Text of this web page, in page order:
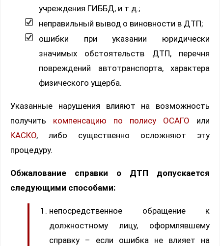
учреждения ГИББД, и т.д.;
неправильный вывод о виновности в ДТП;
ошибки при указании юридически
значимых обстоятельств ДТП, перечня
повреждений автотранспорта, характера
физического ущерба.
Указанные нарушения влияют на возможность
получить компенсацию по полису ОСАГО или
КАСКО, либо существенно осложняют эту
процедуру.
Обжалование справки о ДТП допускается
следующими способами:
непосредственное обращение к
должностному лицу, оформлявшему
справку – если ошибка не влияет на